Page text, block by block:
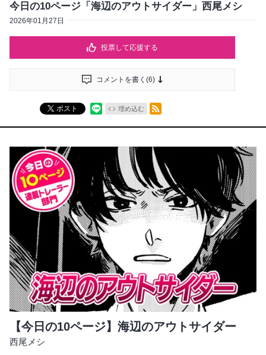
今日の10ページ「海辺のアウトサイダー」西尾メシ
2026年01月27日
投票して応援する
コメントを書く(6)
ポスト 埋め込む
RSSフィード
【今日の10ページ】海辺のアウトサイダー
西尾メシ